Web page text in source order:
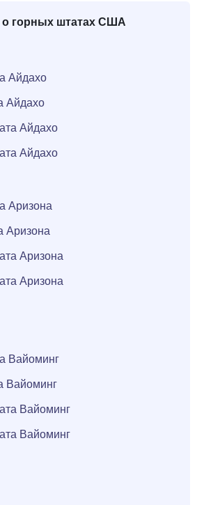
горных штатах США
Айдахо
Айдахо
Айдахо
Айдахо
Аризона
Аризона
Аризона
Аризона
Вайоминг
Вайоминг
Вайоминг
Вайоминг